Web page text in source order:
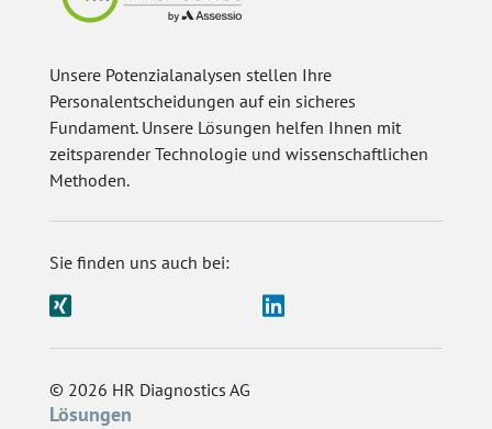
Unsere Potenzialanalysen stellen Ihre
Personalentscheidungen auf ein sicheres
Fundament. Unsere Lösungen helfen Ihnen mit
zeitsparender Technologie und wissenschaftlichen
Methoden.
Sie finden uns auch bei:
© 2026 HR Diagnostics AG
Lösungen